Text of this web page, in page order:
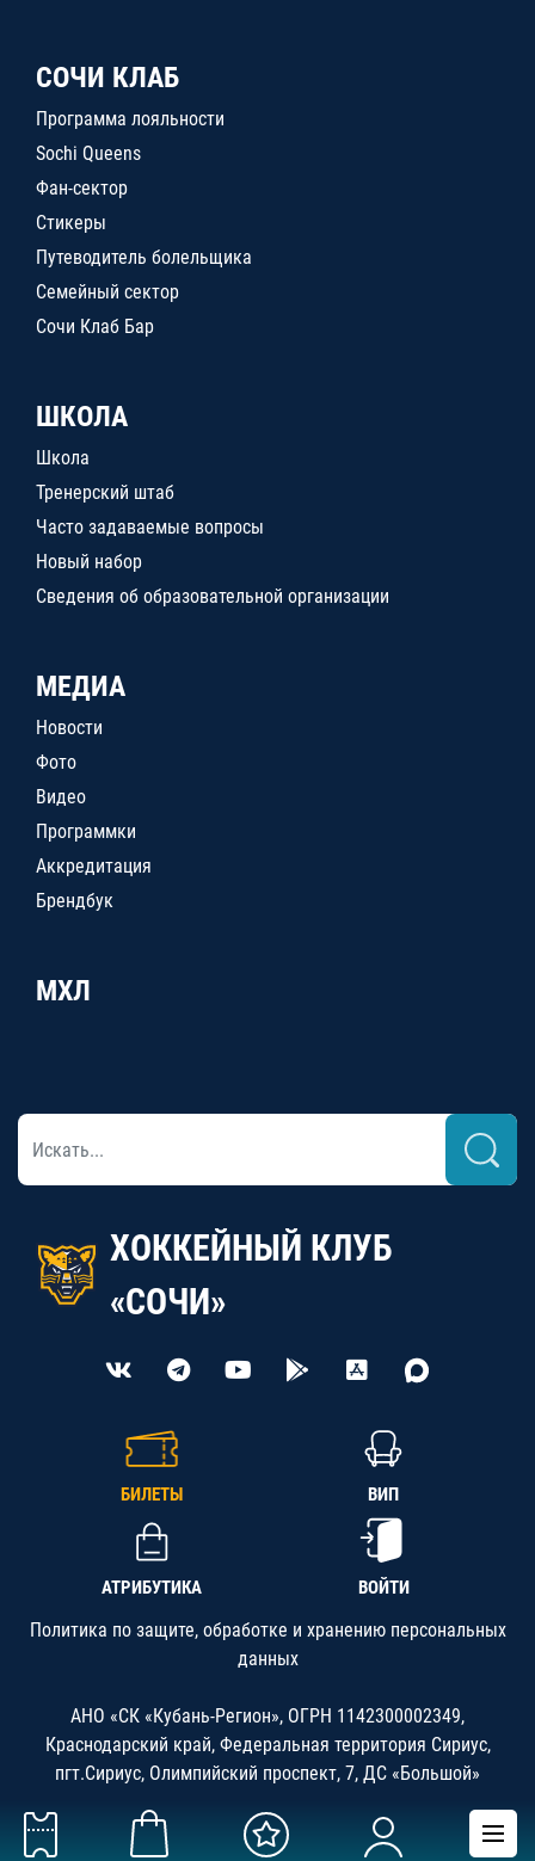
СОЧИ КЛАБ
Программа лояльности
Sochi Queens
Фан-сектор
Стикеры
Путеводитель болельщика
Семейный сектор
Сочи Клаб Бар
ШКОЛА
Школа
Тренерский штаб
Часто задаваемые вопросы
Новый набор
Сведения об образовательной организации
МЕДИА
Новости
Фото
Видео
Программки
Аккредитация
Брендбук
МХЛ
ХОККЕЙНЫЙ КЛУБ
«СОЧИ»
БИЛЕТЫ ВИП
АТРИБУТИКА ВОЙТИ
Политика по защите, обработке и хранению персональных
данных
АНО «СК «Кубань-Регион», ОГРН 1142300002349,
Краснодарский край, Федеральная территория Сириус,
пгт.Сириус, Олимпийский проспект, 7, ДС «Большой»